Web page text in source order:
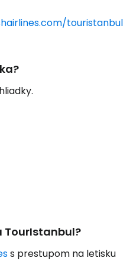
touristanbul
TourIstanbul?
s prestupom na letisku